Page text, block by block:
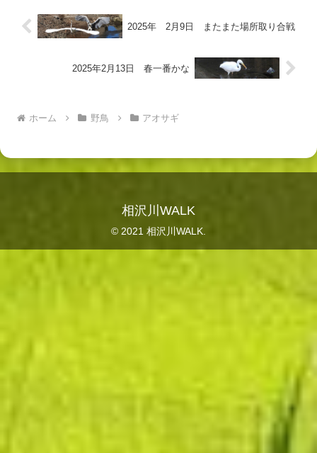
2025年 2月9日 またまた場所取り合戦
2025年2月13日 春一番かな
ホーム 野鳥 アオサギ
相沢川WALK
© 2021 相沢川WALK.